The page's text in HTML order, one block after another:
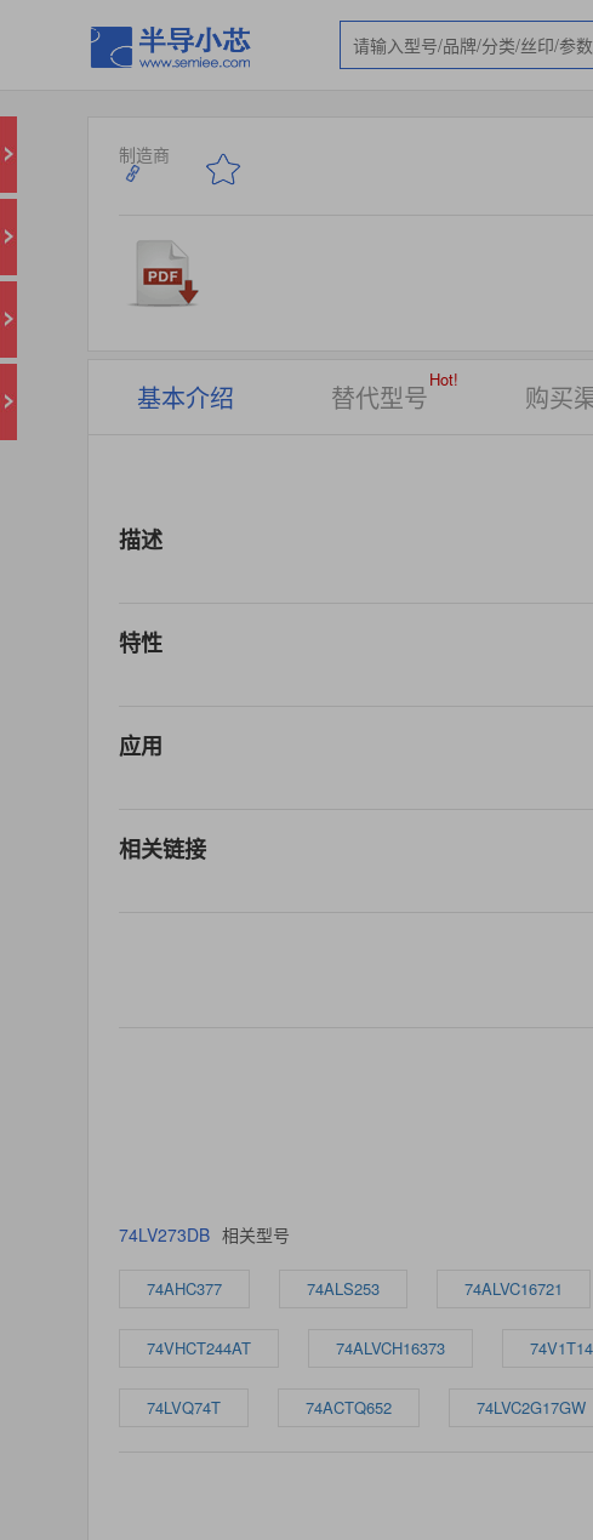
制造商
基本介绍 替代型号
Hot!
购买
描述
特性
应用
相关链接
74LV273DB 相关型号
74AHC377 74ALS253 74ALVC16721
74VHCT244AT 74ALVCH16373
74LVQ74T 74ACTQ652 74LVC2G17GW